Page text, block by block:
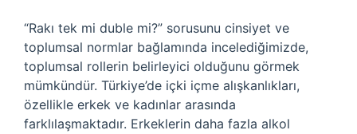
“Rakı tek mi duble mi?” sorusunu cinsiyet ve
toplumsal normlar bağlamında incelediğimizde,
toplumsal rollerin belirleyici olduğunu görmek
mümkündür. Türkiye’de içki içme alışkanlıkları,
özellikle erkek ve kadınlar arasında
farklılaşmaktadır. Erkeklerin daha fazla alkol